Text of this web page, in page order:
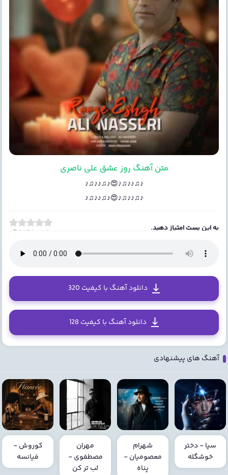
متن آهنگ روز عشق علی ناصری
♪♫♪♪♫♪😍♪♫♪♪♫♪
♪♫♪♪♫♪😍♪♫♪♪♫♪
به این پست امتیاز دهید. Rate this post
دانلود آهنگ با کیفیت 320
دانلود آهنگ با کیفیت 128
آهنگ های پیشنهادی
سیا - دختر
خوشگله
شهرام
معصومیان -
پناه
مهران
مصطفوی -
لب تر کن
کوروش -
فیانسه